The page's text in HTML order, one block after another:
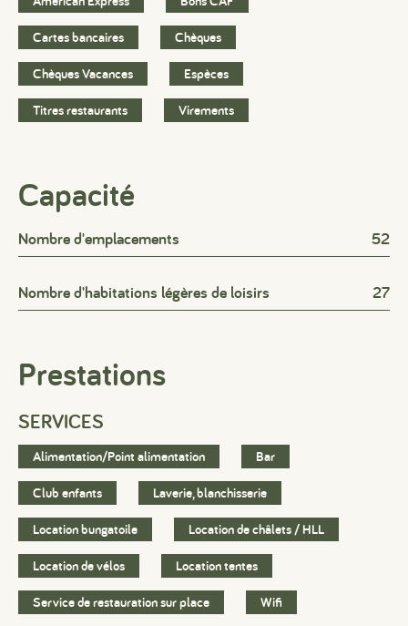
Cartes bancaires Chèques
Chèques Vacances Espèces
Titres restaurants Virements
Capacité
Nombre d'emplacements 52
Nombre d'habitations légères de loisirs 27
Prestations
SERVICES
Alimentation/Point alimentation Bar
Club enfants Laverie, blanchisserie
Location bungatoile Location de châlets / HLL
Location de vélos Location tentes
Service de restauration sur place Wifi